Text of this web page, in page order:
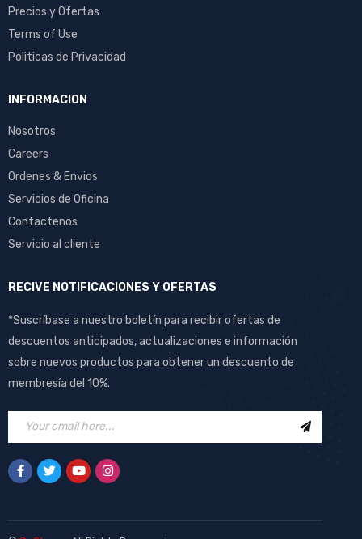
Precios y Ofertas
Terms of Use
Politicas de Privacidad
INFORMACION
Nosotros
Careers
Ordenes & Envios
Servicios de Oficina
Contactenos
Servicio al cliente
RECIVE NOTIFICACIONES Y OFERTAS
*Suscríbase a nuestro boletín para recibir ofertas de
descuentos anticipados, actualizaciones e información
sobre nuevos productos para obtener un descuento de
membresía del 10%.